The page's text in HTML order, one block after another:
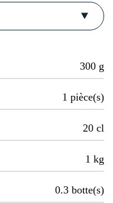
300 g
1 pièce(s)
20 cl
1 kg
0.3 botte(s)